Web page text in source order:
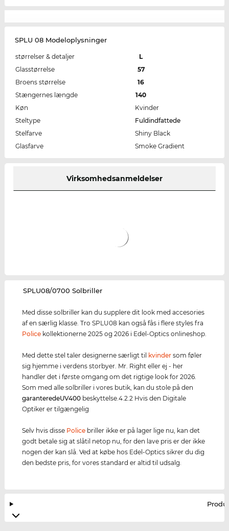
SPLU 08 Modeloplysninger
størrelser & detaljer
L
Glasstørrelse
57
Broens størrelse
16
Stængernes længde
140
Køn
Kvinder
Steltype
Fuldindfattede
Stelfarve
Shiny Black
Glasfarve
Smoke Gradient
Virksomhedsanmeldelser
‌SPLU08/0700 Solbriller
Med disse solbriller kan du supplere dit look med accesories
af en særlig klasse. Tro SPLU08 kan også fås i flere styles fra
Police kollektionerne 2025 og 2026 i Edel-Optics onlineshop.
Med dette stel taler designerne særligt til kvinder som føler
sig hjemme i verdens storbyer. Mr. Right eller ej - her
handler det i første omgang om det rigtige look for 2026.
Som med alle solbriller i vores butik, kan du stole på den
garanteredeUV400 beskyttelse.4.2.2 Hvis den Digitale
Optiker er tilgængelig
Selv hvis disse Police briller ikke er på lager lige nu, kan det
godt betale sig at slåtil netop nu, for den lave pris er der ikke
nogen der kan slå. Ved at købe hos Edel-Optics sikrer du dig
den bedste pris, for vores standard er altid til udsalg.